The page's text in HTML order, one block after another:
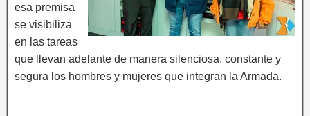
esa premisa
se visibiliza
en las tareas
que llevan adelante de manera silenciosa, constante y
segura los hombres y mujeres que integran la Armada.